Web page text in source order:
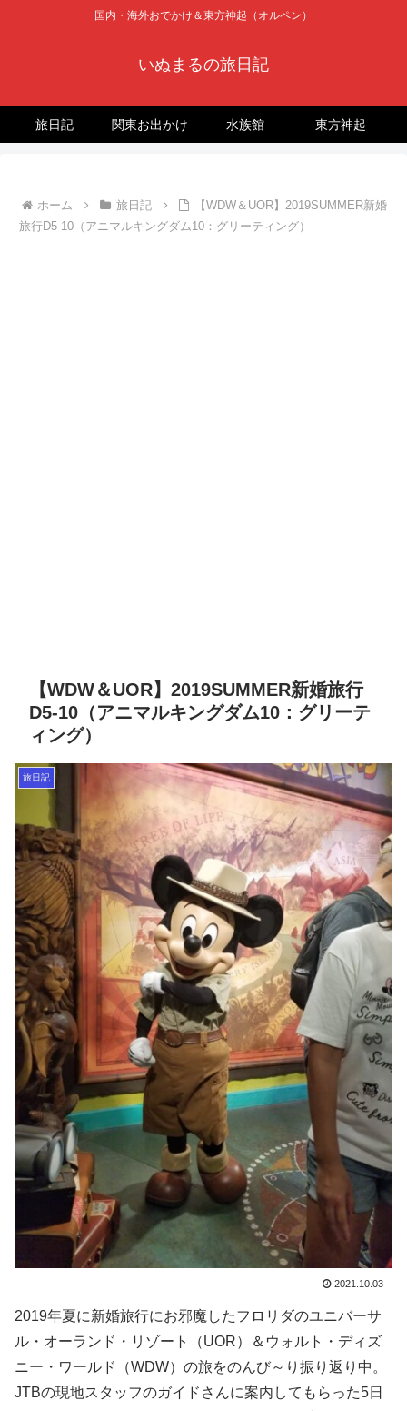
国内・海外おでかけ＆東方神起（オルペン）
いぬまるの旅日記
旅日記 関東お出かけ 水族館 東方神起
ホーム 旅日記
【WDW＆UOR】2019SUMMER新婚
旅行D5-10（アニマルキングダム10：グリーティング）
【WDW＆UOR】2019SUMMER新婚旅行
D5-10（アニマルキングダム10：グリーテ
ィング）
旅日記
2021.10.03
2019年夏に新婚旅行にお邪魔したフロリダのユニバーサ
ル・オーランド・リゾート（UOR）＆ウォルト・ディズ
ニー・ワールド（WDW）の旅をのんび～り振り返り中。
JTBの現地スタッフのガイドさんに案内してもらった5日